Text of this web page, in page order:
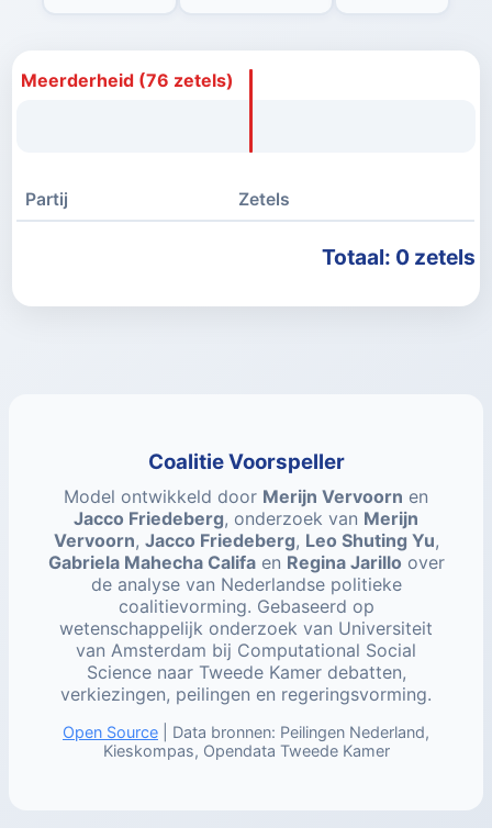
Meerderheid (76 zetels)
Partij Zetels
Totaal: 0 zetels
Coalitie Voorspeller
Model ontwikkeld door Merijn Vervoorn en
Jacco Friedeberg, onderzoek van Merijn
Vervoorn, Jacco Friedeberg, Leo Shuting Yu,
Gabriela Mahecha Califaen Regina Jarillo over
de analyse van Nederlandse politieke
coalitievorming. Gebaseerd op
wetenschappelijk onderzoek van Universiteit
van Amsterdam bij Computational Social
Science naar Tweede Kamer debatten,
verkiezingen, peilingen en regeringsvorming.
Open Source | Data bronnen: Peilingen Nederland,
Kieskompas, Opendata Tweede Kamer